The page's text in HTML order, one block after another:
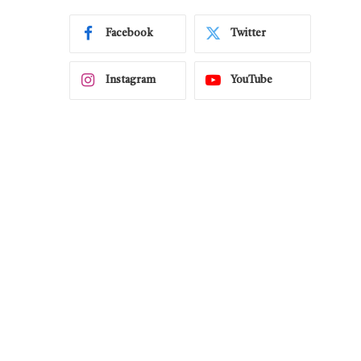
Facebook Twitter
Instagram YouTube